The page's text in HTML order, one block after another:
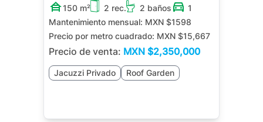
150 m²
2 rec. 2 baños
1
Mantenimiento mensual: MXN $1598
Precio por metro cuadrado: MXN $15,667
Precio de venta: MXN $2,350,000
Jacuzzi Privado Roof Garden